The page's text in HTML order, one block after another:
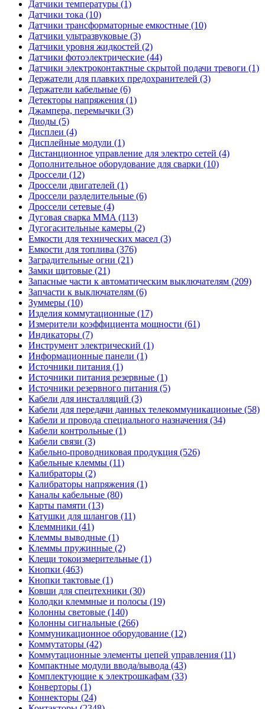
Датчики температуры (1)
Датчики тока (10)
Датчики трансформаторные емкостные (10)
Датчики ультразвуковые (3)
Датчики уровня жидкостей (2)
Датчики фотоэлектрические (44)
Датчики электроконтактные скрытой подачи тревоги (1)
Держатели для плавких предохранителей (3)
Держатели кабельные (6)
Детекторы напряжения (1)
Джампера, перемычки (3)
Диоды (5)
Дисплеи (4)
Дисплейные модули (1)
Дистанционное управление для электро сетей (4)
Дополнительное оборудование для сварки (10)
Дроссели (12)
Дроссели двигателей (1)
Дроссели разделительные (6)
Дроссели сетевые (4)
Дуговая сварка MMA (113)
Дугогасительные камеры (2)
Емкости для технических масел (3)
Емкости для топлива (376)
Заградительные огни (21)
Замки щитовые (21)
Запасные части к автоматическим выключателям (209)
Запчасти к выключателям (6)
Зуммеры (10)
Изделия коммутационные (17)
Измерители коэффициента мощности (61)
Индикаторы (7)
Инструмент электрический (1)
Информационные панели (1)
Источники питания (1)
Источники питания резервные (1)
Источники резервного питания (5)
Кабели для инсталляций (3)
Кабели для передачи данных телекоммуникационые (58)
Кабели и провода специального назначения (34)
Кабели контрольные (1)
Кабели связи (3)
Кабельно-проводниковая продукция (526)
Кабельные клеммы (11)
Калибраторы (2)
Калибраторы напряжения (1)
Каналы кабельные (80)
Карты памяти (13)
Катушки для шлангов (11)
Клеммники (41)
Клеммы выводные (1)
Клеммы пружинные (2)
Клещи токоизмерительные (1)
Кнопки (463)
Кнопки тактовые (1)
Ковши для спецтехники (30)
Колодки клеммные и полосы (19)
Колонны световые (140)
Колонны сигнальные (266)
Коммуникационное оборудование (12)
Коммутаторы (42)
Коммутационные элементы цепей управления (11)
Компактные модули ввода/вывода (43)
Комплектующие к электрошкафам (33)
Конверторы (1)
Коннекторы (24)